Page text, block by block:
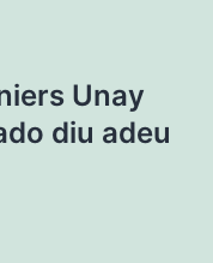
Unay
diu adeu